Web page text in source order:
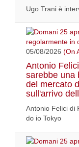
Ugo Trani è
05/08/2026 (On
Antonio
sarebbe una
del mercato
sull'arrivo
Antonio Felici di
do io Tokyo